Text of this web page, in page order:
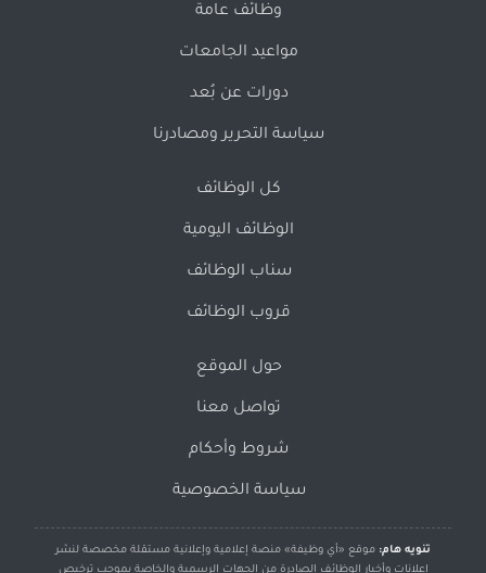
وظائف عامة
مواعيد الجامعات
دورات عن بُعد
سياسة التحرير ومصادرنا
كل الوظائف
الوظائف اليومية
سناب الوظائف
قروب الوظائف
حول الموقع
تواصل معنا
شروط وأحكام
سياسة الخصوصية
تنويه هام: موقع «أي وظيفة» منصة إعلامية وإعلانية مستقلة مخصصة لنشر
إعلانات وأخبار الوظائف الصادرة من الجهات الرسمية والخاصة بموجب ترخيص